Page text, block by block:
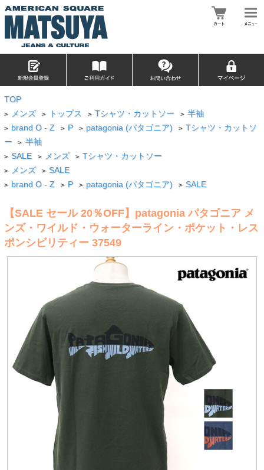
TOP
> メンズ > トップス > Tシャツ・カットソー > 半袖
> brand O - Z > P > patagonia (パタゴニア) > Tシャツ・カットソ
ー
> 半袖
> SALE > メンズ > Tシャツ・カットソー
> メンズ > SALE
> brand O - Z > P > patagonia (パタゴニア) > SALE
【SALE セール 20％OFF】patagonia パタゴニア メ
ンズ・ワイルド・ウォーターライン・ポケット・レス
ポンシビリティー 37549